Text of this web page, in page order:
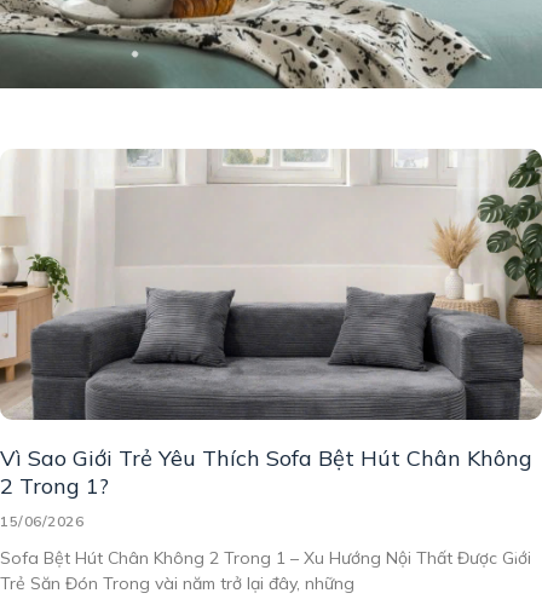
Vì Sao Giới Trẻ Yêu Thích Sofa Bệt Hút Chân Không
2 Trong 1?
15/06/2026
Sofa Bệt Hút Chân Không 2 Trong 1 – Xu Hướng Nội Thất Được Giới
Trẻ Săn Đón Trong vài năm trở lại đây, những